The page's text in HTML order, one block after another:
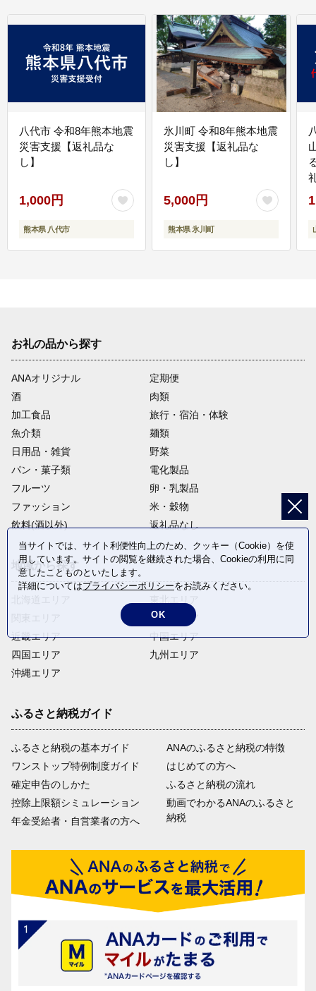
八代市 令和8年熊本地震
災害支援【返礼品な
し】
1,000円
熊本県 八代市
氷川町 令和8年熊本地震
災害支援【返礼品な
し】
5,000円
熊本県 氷川町
お礼の品から探す
ANAオリジナル
定期便
酒
肉類
加工食品
旅行・宿泊・体験
魚介類
麺類
日用品・雑貨
野菜
パン・菓子類
電化製品
フルーツ
卵・乳製品
ファッション
米・穀物
飲料(酒以外)
返礼品なし
地域から探す
近畿エリア
四国エリア
沖縄エリア
中部エリア
中国エリア
九州エリア
ふるさと納税ガイド
ふるさと納税の基本ガイド
ワンストップ特例制度ガイド
確定申告のしかた
控除上限額シミュレーション
年金受給者・自営業者の方へ
ANAのふるさと納税の特徴
はじめての方へ
ふるさと納税の流れ
動画でわかるANAのふるさと
納税
当サイトでは、サイト利便性向上のため、クッキー（Cookie）を使
用しています。サイトの閲覧を継続された場合、Cookieの利用に同
意したことものといたします。
詳細についてはプライバシーポリシーをお読みください。
OK